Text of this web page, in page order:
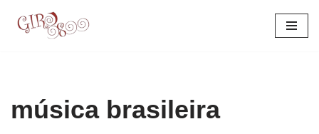
música brasileira